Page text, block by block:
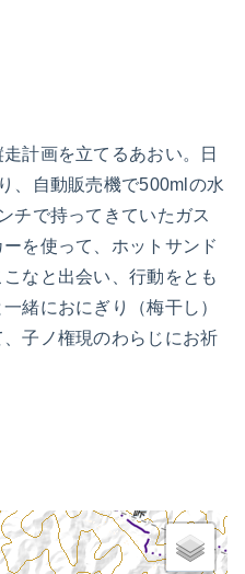
計画を立てるあおい。日
、自動販売機で500mlの水
チで持ってきていたガス
を使って、ホットサンド
なと出会い、行動をとも
緒におにぎり（梅干し）
子ノ権現のわらじにお祈